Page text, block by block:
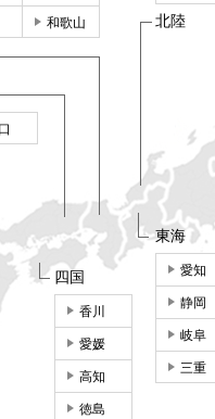
東海
愛知
静岡
岐阜
三重
北陸
和歌山
四国
香川
愛媛
高知
徳島